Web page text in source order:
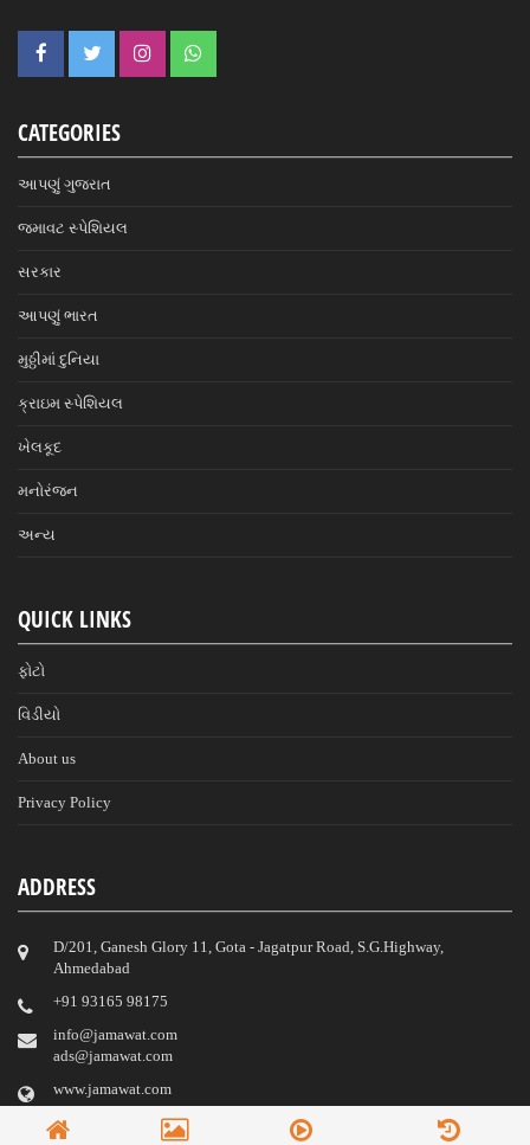
CATEGORIES
આપણું ગુજરાત
જમાવટ સ્પેશિયલ
સરકાર
આપણું ભારત
મુઠ્ઠીમાં દુનિયા
ક્રાઇમ સ્પેશિયલ
ખેલકૂદ
મનોરંજન
અન્ય
QUICK LINKS
ફોટો
વિડીયો
About us
Privacy Policy
ADDRESS
D/201, Ganesh Glory 11, Gota - Jagatpur Road, S.G.Highway,
Ahmedabad
‎+91 93165 98175
info@jamawat.com
ads@jamawat.com
www.jamawat.com